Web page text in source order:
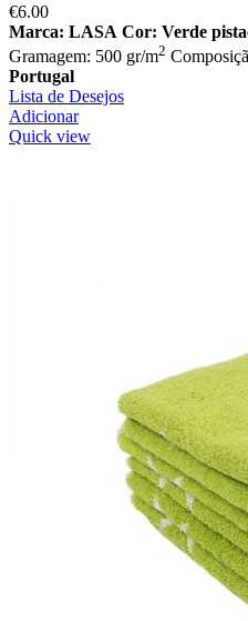
€6.00
Marca: LASA Cor: Verde
Gramagem: 500 gr/m2
Portugal
Lista de Desejos
Adicionar
Quick view